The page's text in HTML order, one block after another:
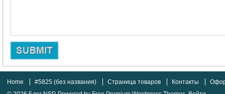
Home #5825 (без названия) Страница товаров Контакты